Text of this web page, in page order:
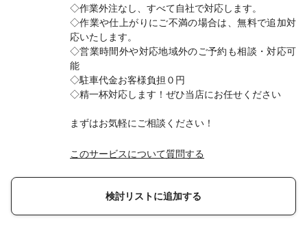
◇作業外注なし、すべて自社で対応します。
◇作業や仕上がりにご不満の場合は、無料で追加対
応いたします。
◇営業時間外や対応地域外のご予約も相談・対応可
能
◇駐車代金お客様負担０円
◇精一杯対応します！ぜひ当店にお任せください
まずはお気軽にご相談ください！
このサービスについて質問する
検討リストに追加する